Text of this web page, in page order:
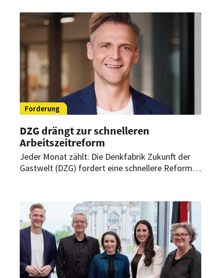
(DZG) deshalb schnellere Reformen und warnt
vor wachsenden Belastungen für Unternehmen
und Beschäftigte.
Forderung
DZG drängt zur schnelleren
Arbeitszeitreform
Jeder Monat zählt: Die Denkfabrik Zukunft der
Gastwelt (DZG) fordert eine schnellere Reform
Gastronomie bereits vor der Sommersaison 2026
mehr Flexibilität beim Personaleinsatz.